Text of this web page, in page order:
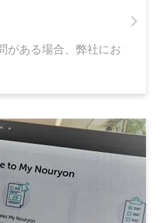
がある場合、弊社にお